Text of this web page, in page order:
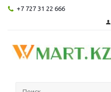
+7 727 31 22 666